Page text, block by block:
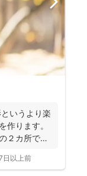
いうより楽
作ります。
２カ所で撮
日以上前